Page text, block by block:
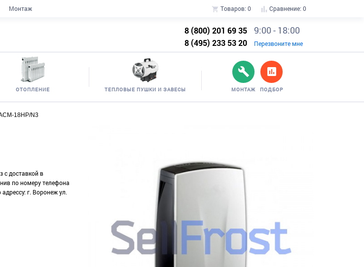
Монтаж Товаров: 0 Сравнение: 0
8 (800) 201 69 35
8 (495) 233 53 20
9:00 - 18:00
Перезвоните мне
ОТОПЛЕНИЕ ТЕПЛОВЫЕ ПУШКИ И ЗАВЕСЫ МОНТАЖ ПОДБОР
18HP/N3
с доставкой в
по номеру телефона
г. Воронеж ул.